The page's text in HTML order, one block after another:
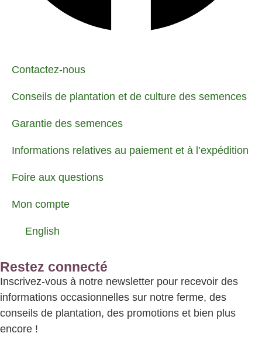
Contactez-nous
Conseils de plantation et de culture des semences
Garantie des semences
Informations relatives au paiement et à l’expédition
Foire aux questions
Mon compte
English
Restez connecté
Inscrivez-vous à notre newsletter pour recevoir des
informations occasionnelles sur notre ferme, des
conseils de plantation, des promotions et bien plus
encore !